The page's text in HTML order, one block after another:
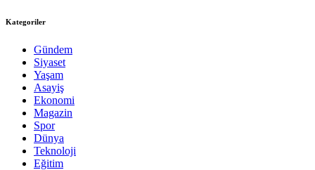
Kategoriler
Gündem
Siyaset
Yaşam
Asayiş
Ekonomi
Magazin
Spor
Dünya
Teknoloji
Eğitim